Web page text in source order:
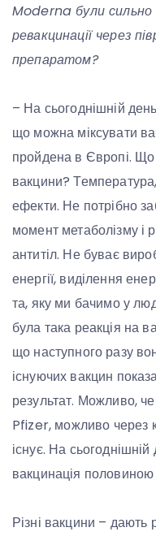
Moderna були сильно
ревакцинації через
препаратом?
– На сьогоднішній
що можна міксувати
пройдена в Європі. Що
вакцини?
ефекти. Не потрібно
момент метаболізму і
антитіл. Не буває
енергії, виділення
та, яку ми бачимо у
була така реакція на
що наступного разу
існуючих вакцин
результат. Можливо,
Pfizer, можливо через
існує. На
вакцинація
Різні вакцини – дають